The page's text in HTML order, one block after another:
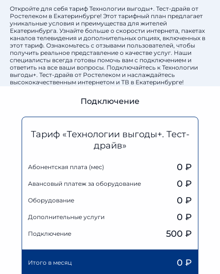
Откройте для себя тариф Технологии выгоды+. Тест-драйв от
Ростелеком в Екатеринбурге! Этот тарифный план предлагает
уникальные условия и преимущества для жителей
Екатеринбурга. Узнайте больше о скорости интернета, пакетах
каналов телевидения и дополнительных опциях, включенных в
этот тариф. Ознакомьтесь с отзывами пользователей, чтобы
получить реальное представление о качестве услуг. Наши
специалисты всегда готовы помочь вам с подключением и
ответить на все ваши вопросы. Подключайтесь к Технологии
выгоды+. Тест-драйв от Ростелеком и наслаждайтесь
высококачественным интернетом и ТВ в Екатеринбурге!
Подключение
Тариф «Технологии выгоды+. Тест-
драйв»
Абонентская плата (мес) 0 ₽
Авансовый платеж за оборудование 0 ₽
Оборудование 0 ₽
Дополнительные услуги 0 ₽
Подключение 500 ₽
Итого в месяц 0 ₽